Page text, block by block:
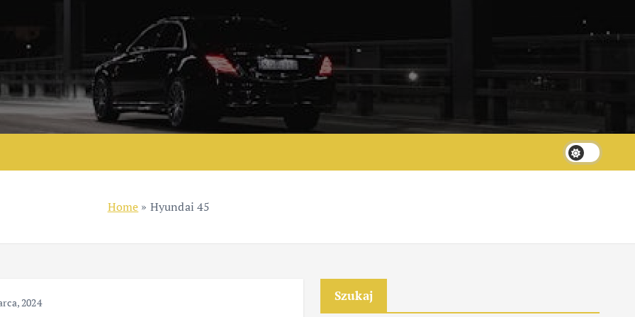
Home » Hyundai 45
2024 Szukaj